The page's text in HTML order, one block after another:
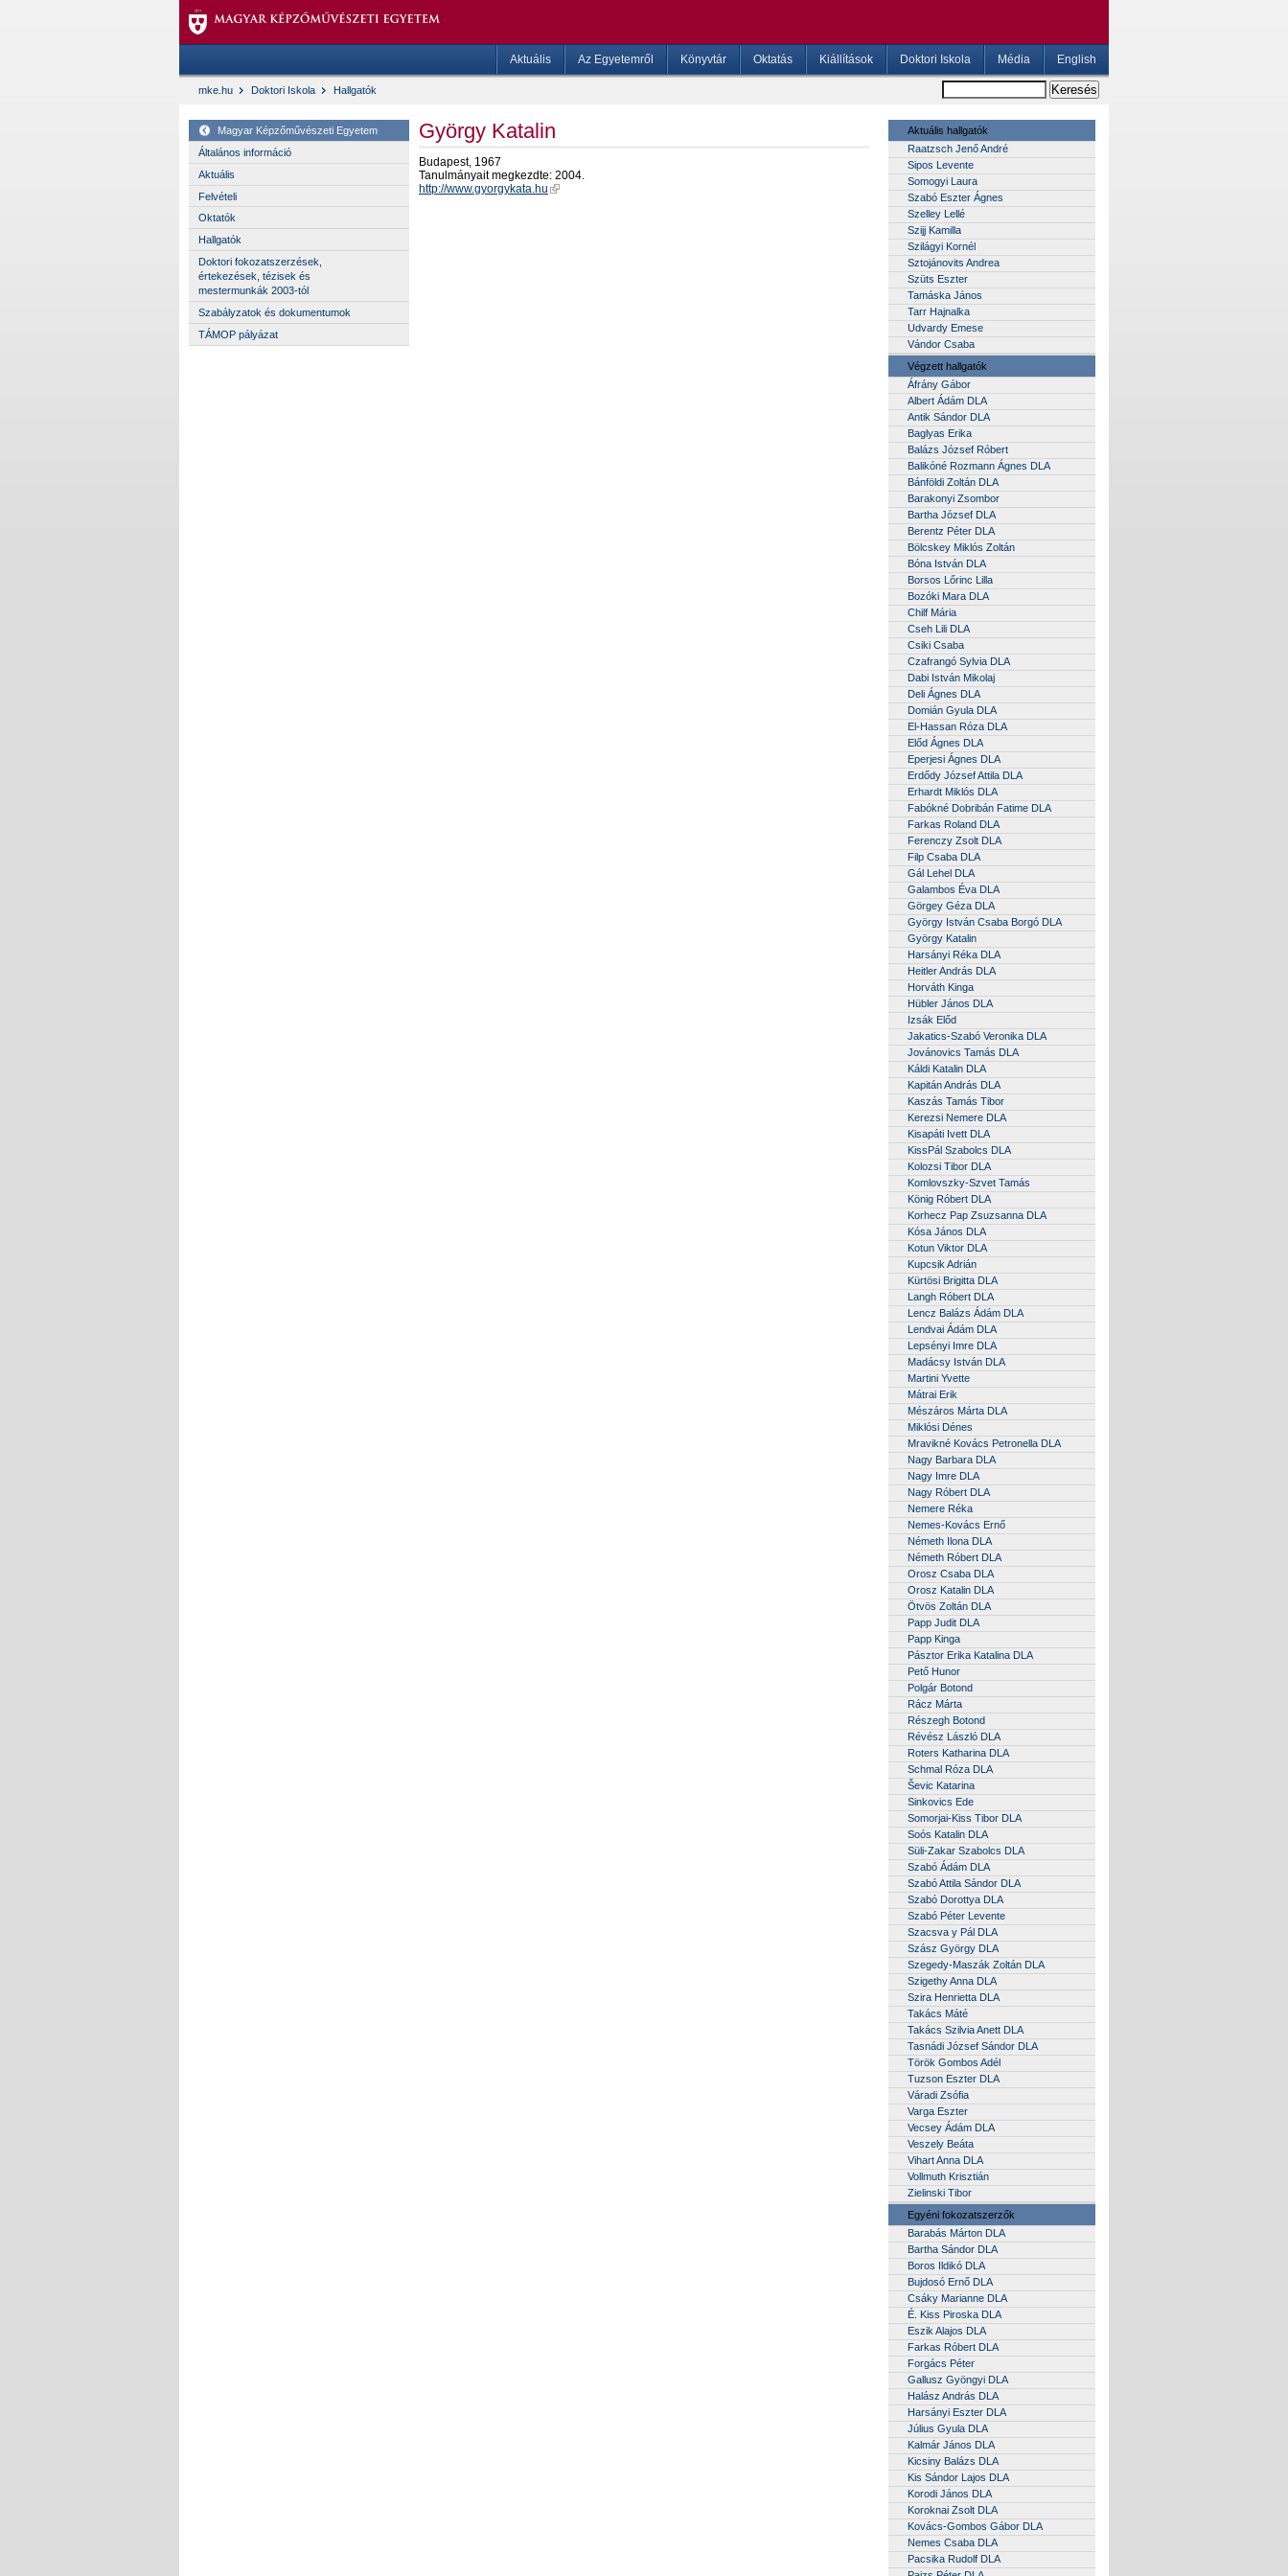
Aktuális Az Egyetemről Könyvtár Oktatás Kiállítások Doktori Iskola Média English
mke.hu Doktori Iskola Hallgatók
Magyar Képzőművészeti Egyetem
Általános információ
Aktuális
Felvételi
Oktatók
Hallgatók
Doktori fokozatszerzések,
értekezések, tézisek és
mestermunkák 2003-tól
Szabályzatok és dokumentumok
TÁMOP pályázat
György Katalin
Budapest, 1967
Tanulmányait megkezdte: 2004.
http://www.gyorgykata.hu
Aktuális hallgatók
Raatzsch Jenő André
Sipos Levente
Somogyi Laura
Szabó Eszter Ágnes
Szelley Lellé
Szijj Kamilla
Szilágyi Kornél
Sztojánovits Andrea
Szüts Eszter
Tamáska János
Tarr Hajnalka
Udvardy Emese
Vándor Csaba
Végzett hallgatók
Áfrány Gábor
Albert Ádám DLA
Antik Sándor DLA
Baglyas Erika
Balázs József Róbert
Balikóné Rozmann Ágnes DLA
Bánföldi Zoltán DLA
Barakonyi Zsombor
Bartha József DLA
Berentz Péter DLA
Bölcskey Miklós Zoltán
Bóna István DLA
Borsos Lőrinc Lilla
Bozóki Mara DLA
Chilf Mária
Cseh Lili DLA
Csiki Csaba
Czafrangó Sylvia DLA
Dabi István Mikolaj
Deli Ágnes DLA
Domián Gyula DLA
El-Hassan Róza DLA
Előd Ágnes DLA
Eperjesi Ágnes DLA
Erdődy József Attila DLA
Erhardt Miklós DLA
Fabókné Dobribán Fatime DLA
Farkas Roland DLA
Ferenczy Zsolt DLA
Filp Csaba DLA
Gál Lehel DLA
Galambos Éva DLA
Görgey Géza DLA
György István Csaba Borgó DLA
György Katalin
Harsányi Réka DLA
Heitler András DLA
Horváth Kinga
Hübler János DLA
Izsák Előd
Jakatics-Szabó Veronika DLA
Jovánovics Tamás DLA
Káldi Katalin DLA
Kapitán András DLA
Kaszás Tamás Tibor
Kerezsi Nemere DLA
Kisapáti Ivett DLA
KissPál Szabolcs DLA
Kolozsi Tibor DLA
Komlovszky-Szvet Tamás
König Róbert DLA
Korhecz Pap Zsuzsanna DLA
Kósa János DLA
Kotun Viktor DLA
Kupcsik Adrián
Kürtösi Brigitta DLA
Langh Róbert DLA
Lencz Balázs Ádám DLA
Lendvai Ádám DLA
Lepsényi Imre DLA
Madácsy István DLA
Martini Yvette
Mátrai Erik
Mészáros Márta DLA
Miklósi Dénes
Mravikné Kovács Petronella DLA
Nagy Barbara DLA
Nagy Imre DLA
Nagy Róbert DLA
Nemere Réka
Nemes-Kovács Ernő
Németh Ilona DLA
Németh Róbert DLA
Orosz Csaba DLA
Orosz Katalin DLA
Ötvös Zoltán DLA
Papp Judit DLA
Papp Kinga
Pásztor Erika Katalina DLA
Pető Hunor
Polgár Botond
Rácz Márta
Részegh Botond
Révész László DLA
Roters Katharina DLA
Schmal Róza DLA
Ševic Katarina
Sinkovics Ede
Somorjai-Kiss Tibor DLA
Soós Katalin DLA
Süli-Zakar Szabolcs DLA
Szabó Ádám DLA
Szabó Attila Sándor DLA
Szabó Dorottya DLA
Szabó Péter Levente
Szacsva y Pál DLA
Szász György DLA
Szegedy-Maszák Zoltán DLA
Szigethy Anna DLA
Szira Henrietta DLA
Takács Máté
Takács Szilvia Anett DLA
Tasnádi József Sándor DLA
Török Gombos Adél
Tuzson Eszter DLA
Váradi Zsófia
Varga Eszter
Vecsey Ádám DLA
Veszely Beáta
Vihart Anna DLA
Vollmuth Krisztián
Zielinski Tibor
Egyéni fokozatszerzők
Barabás Márton DLA
Bartha Sándor DLA
Boros Ildikó DLA
Bujdosó Ernő DLA
Csáky Marianne DLA
É. Kiss Piroska DLA
Eszik Alajos DLA
Farkas Róbert DLA
Forgács Péter
Gallusz Gyöngyi DLA
Halász András DLA
Harsányi Eszter DLA
Július Gyula DLA
Kalmár János DLA
Kicsiny Balázs DLA
Kis Sándor Lajos DLA
Korodi János DLA
Koroknai Zsolt DLA
Kovács-Gombos Gábor DLA
Nemes Csaba DLA
Pacsika Rudolf DLA